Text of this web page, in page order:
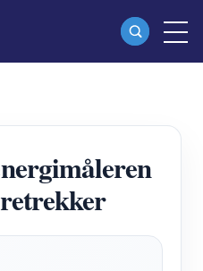
(WEM3080T)
(WEM3046T)
(WEM3050T)